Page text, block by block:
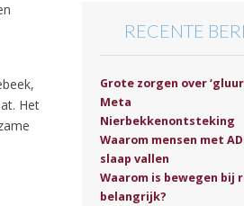
Het
RECENTE
Grote zorgen over
Meta
Nierbekkenontsteking
Waarom mensen met
slaap vallen
Waarom is bewegen bij
belangrijk?